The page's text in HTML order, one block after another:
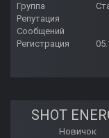
Группа
Репутация
Сообщений
Регистрация
SHOT
Новичок